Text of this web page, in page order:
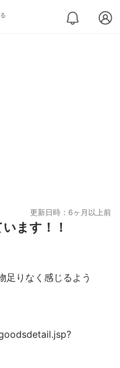
更新日時：6ヶ月以上前
ます！！
足りなく感じるよう